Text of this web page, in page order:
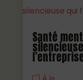
Santé